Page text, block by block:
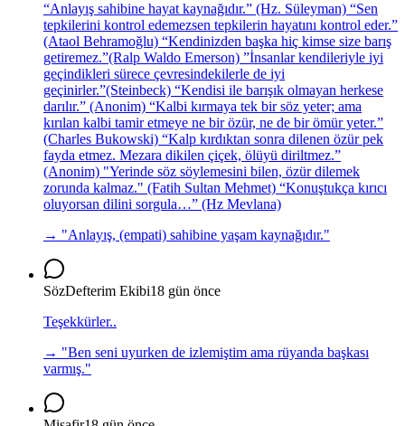
“Anlayış sahibine hayat kaynağıdır.” (Hz. Süleyman) “Sen
tepkilerini kontrol edemezsen tepkilerin hayatını kontrol eder.”
(Ataol Behramoğlu) “Kendinizden başka hiç kimse size barış
getiremez.”(Ralp Waldo Emerson) ”İnsanlar kendileriyle iyi
geçindikleri sürece çevresindekilerle de iyi
geçinirler.”(Steinbeck) “Kendisi ile barışık olmayan herkese
darılır.” (Anonim) “Kalbi kırmaya tek bir söz yeter; ama
kırılan kalbi tamir etmeye ne bir özür, ne de bir ömür yeter.”
(Charles Bukowski) “Kalp kırdıktan sonra dilenen özür pek
fayda etmez. Mezara dikilen çiçek, ölüyü diriltmez.”
(Anonim) "Yerinde söz söylemesini bilen, özür dilemek
zorunda kalmaz." (Fatih Sultan Mehmet) “Konuştukça kırıcı
oluyorsan dilini sorgula…” (Hz Mevlana)
→ "Anlayış, (empati) sahibine yaşam kaynağıdır."
SözDefterim Ekibi18 gün önce
Teşekkürler..
→ "Ben seni uyurken de izlemiştim ama rüyanda başkası
varmış."